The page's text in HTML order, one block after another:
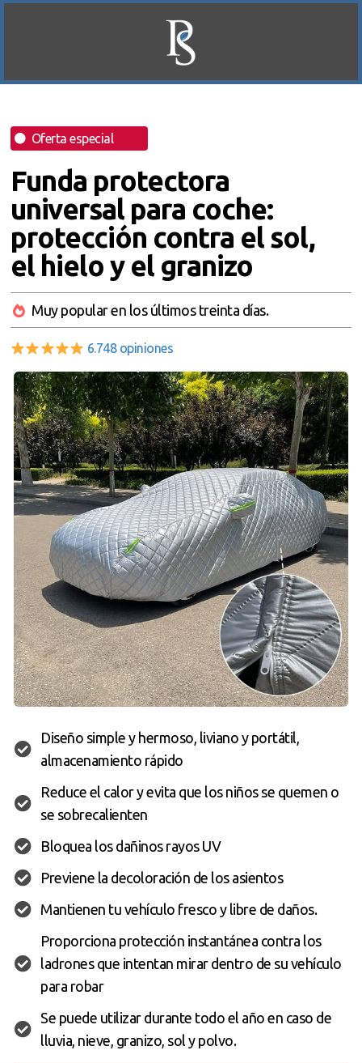
Oferta especial
Funda protectora
universal para coche:
protección contra el sol,
el hielo y el granizo
Muy popular en los últimos treinta días.
6.748 opiniones
Diseño simple y hermoso, liviano y portátil,
almacenamiento rápido
Reduce el calor y evita que los niños se quemen o
se sobrecalienten
Bloquea los dañinos rayos UV
Previene la decoloración de los asientos
Mantienen tu vehículo fresco y libre de daños.
Proporciona protección instantánea contra los
ladrones que intentan mirar dentro de su vehículo
para robar
Se puede utilizar durante todo el año en caso de
lluvia, nieve, granizo, sol y polvo.